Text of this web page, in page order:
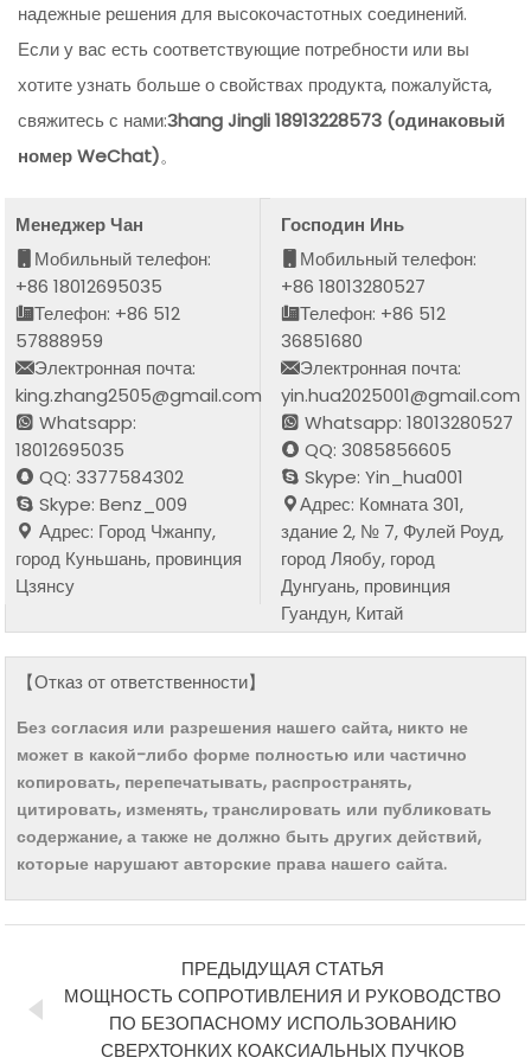
надежные решения для высокочастотных соединений.
Если у вас есть соответствующие потребности или вы
хотите узнать больше о свойствах продукта, пожалуйста,
свяжитесь с нами:Зhang Jingli 18913228573 (одинаковый
номер WeChat)。
Менеджер Чан
Мобильный телефон:
+86 18012695035
Телефон: +86 512
57888959
Электронная почта:
king.zhang2505@gmail.com
Whatsapp:
18012695035
QQ: 3377584302
Skype: Benz_009
Адрес: Город Чжанпу,
город Куньшань, провинция
Цзянсу
Господин Инь
Мобильный телефон:
+86 18013280527
Телефон: +86 512
36851680
Электронная почта:
yin.hua2025001@gmail.com
Whatsapp: 18013280527
QQ: 3085856605
Skype: Yin_hua001
Адрес: Комната 301,
здание 2, № 7, Фулей Роуд,
город Ляобу, город
Дунгуань, провинция
Гуандун, Китай
【Отказ от ответственности】
Без согласия или разрешения нашего сайта, никто не
может в какой-либо форме полностью или частично
копировать, перепечатывать, распространять,
цитировать, изменять, транслировать или публиковать
содержание, а также не должно быть других действий,
которые нарушают авторские права нашего сайта.
ПРЕДЫДУЩАЯ СТАТЬЯ
МОЩНОСТЬ СОПРОТИВЛЕНИЯ И РУКОВОДСТВО
ПО БЕЗОПАСНОМУ ИСПОЛЬЗОВАНИЮ
СВЕРХТОНКИХ КОАКСИАЛЬНЫХ ПУЧКОВ